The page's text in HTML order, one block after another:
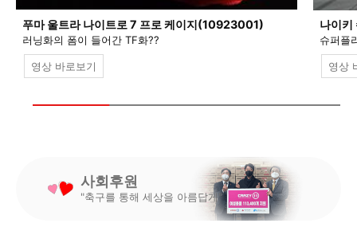
푸마 울트라 나이트로 7 프로 케이지(10923001)
러닝화의 폼이 들어간 TF화??
영상 바로보기
나이
슈퍼플
영상
사회후원
"축구를 통해 세상을 아름답게"